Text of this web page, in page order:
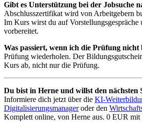
Gibt es Unterstützung bei der Jobsuche
Abschlusszertifikat wird von Arbeitgebern
Im Kurs wirst du auf Vorstellungsgespräche
vorbereitet.
Was passiert, wenn ich die Prüfung nicht
Prüfung wiederholen. Der
Kurs ab, nicht nur die Prüfung.
Du bist in Herne und willst den nächsten
Informiere dich jetzt über die KI-
Digitalisierungsmanageroder den
Komplett online, von Herne aus. 0 EUR mit